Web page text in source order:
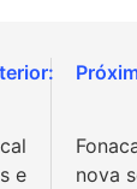
e
nova